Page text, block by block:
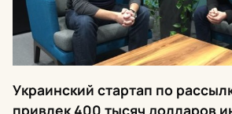
Украинский стартап по
привлек 400 тысяч долларов